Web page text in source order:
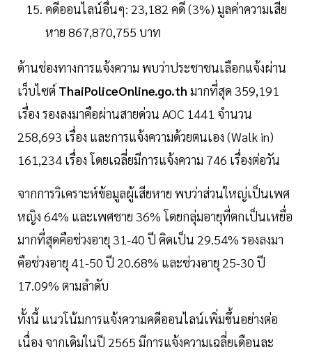
คดีออนไลน์อื่นๆ: 23,182 คดี (3%) มูลค่าความเสีย
หาย 867,870,755 บาท
ด้านช่องทางการแจ้งความ พบว่าประชาชนเลือกแจ้งผ่าน
เว็บไซต์ ThaiPoliceOnline.go.th มากที่สุด 359,191
เรื่อง รองลงมาคือผ่านสายด่วน AOC 1441 จำนวน
258,693 เรื่อง และการแจ้งความด้วยตนเอง (Walk in)
161,234 เรื่อง โดยเฉลี่ยมีการแจ้งความ 746 เรื่องต่อวัน
จากการวิเคราะห์ข้อมูลผู้เสียหาย พบว่าส่วนใหญ่เป็นเพศ
หญิง 64% และเพศชาย 36% โดยกลุ่มอายุที่ตกเป็นเหยื่อ
มากที่สุดคือช่วงอายุ 31-40 ปี คิดเป็น 29.54% รองลงมา
คือช่วงอายุ 41-50 ปี 20.68% และช่วงอายุ 25-30 ปี
17.09% ตามลำดับ
ทั้งนี้ แนวโน้มการแจ้งความคดีออนไลน์เพิ่มขึ้นอย่างต่อ
เนื่อง จากเดิมในปี 2565 มีการแจ้งความเฉลี่ยเดือนละ